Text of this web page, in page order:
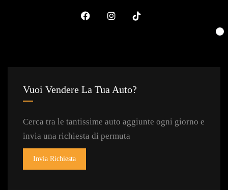
Vuoi Vendere La Tua Auto?
Cerca tra le tantissime auto aggiunte ogni giorno e
invia una richiesta di permuta
Invia Richiesta